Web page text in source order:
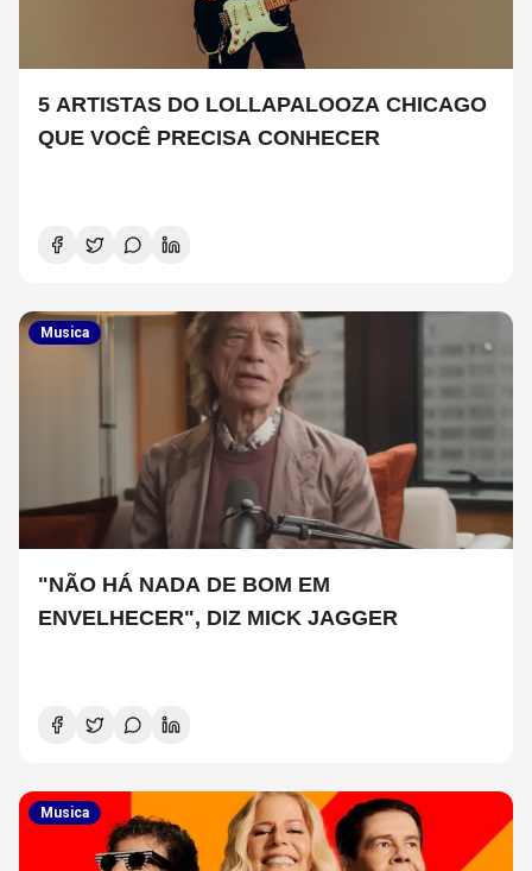
5 ARTISTAS DO LOLLAPALOOZA CHICAGO
QUE VOCÊ PRECISA CONHECER
Musica
"NÃO HÁ NADA DE BOM EM
ENVELHECER", DIZ MICK JAGGER
Musica